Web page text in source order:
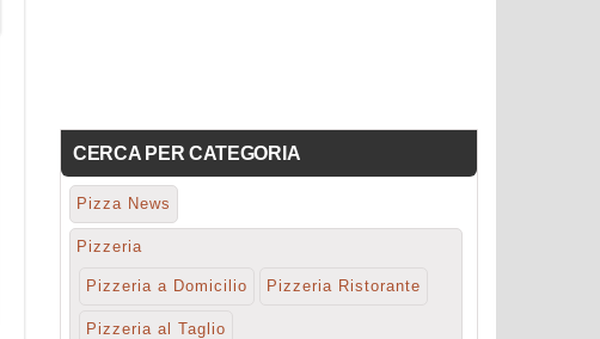
CERCA PER CATEGORIA
Pizza News
Pizzeria
Pizzeria a Domicilio Pizzeria Ristorante
Pizzeria al Taglio